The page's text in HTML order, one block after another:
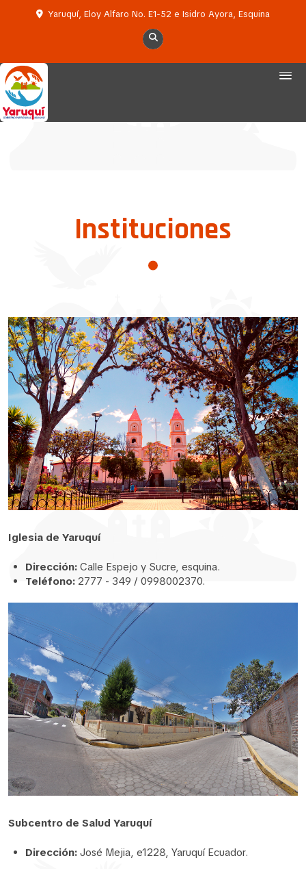
Yaruquí, Eloy Alfaro No. E1-52 e Isidro Ayora, Esquina
Instituciones
Iglesia de Yaruquí
Dirección: Calle Espejo y Sucre, esquina.
Teléfono: 2777 - 349 / 0998002370.
Subcentro de Salud Yaruquí
Dirección: José Mejia, e1228, Yaruquí Ecuador.